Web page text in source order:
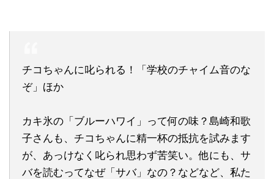
チコちゃんに叱られる！「学校のチャイム音のな
ぞ」ほか
カキ氷の「ブルーハワイ」って何の味？島崎和歌
子さんも、チコちゃんに精一杯の抵抗を試みます
が、あっけなく叱られ思わず苦笑い。他にも、サ
バを読むってなぜ「サバ」なの？などなど、私た